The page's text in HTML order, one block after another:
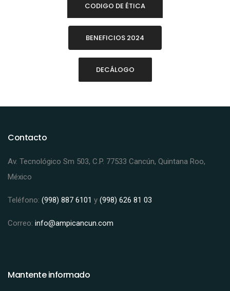
CODIGO DE ÉTICA
BENEFICIOS 2024
DECÁLOGO
Contacto
Av. Tecnológico Sm 503, C.P. 77533 Cancún, Quintana Roo,
México
Teléfono: (998) 887 6101 y (998) 626 81 03
Correo: info@ampicancun.com
Mantente informado